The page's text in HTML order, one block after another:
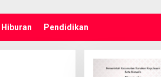
Hiburan Pendidikan